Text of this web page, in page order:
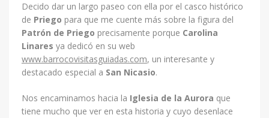
Decido dar un largo paseo con ella por el casco histórico
de Priego para que me cuente más sobre la figura del
Patrón de Priego precisamente porque Carolina
Linares ya dedicó en su web
www.barrocovisitasguiadas.com, un interesante y
destacado especial a San Nicasio.
Nos encaminamos hacia la Iglesia de la Aurora que
tiene mucho que ver en esta historia y cuyo desenlace